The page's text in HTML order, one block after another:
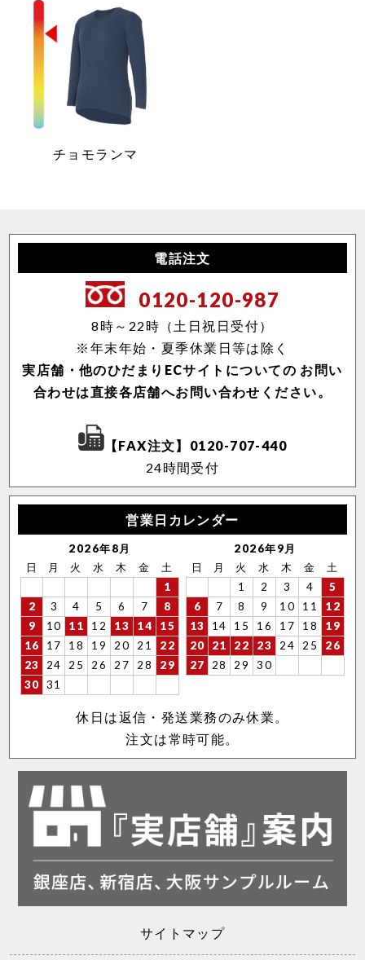
チョモランマ
電話注文
0120-120-987
8時～22時（土日祝日受付）
※年末年始・夏季休業日等は除く
実店舗・他のひだまりECサイトについての お問い
合わせは直接各店舗へお問い合わせください。
【FAX注文】0120-707-440
24時間受付
営業日カレンダー
2026年8月
日
月 火 水 木 金
土
1
2
3 4 5 6 7
8
9
10 11 12 13 14
15
16
17 18 19 20 21
22
23
24 25 26 27 28
29
30
31
2026年9月
日
月 火 水 木 金
土
1
2 3 4
5
6
7 8 9 10 11
12
13
14 15 16 17 18
19
20
21 22 23 24 25
26
27
28 29 30
休日は返信・発送業務のみ休業。
注文は常時可能。
サイトマップ